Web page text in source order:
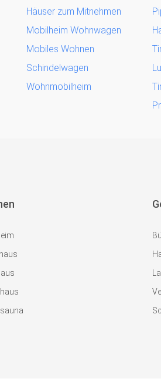
Häuser zum Mitnehmen
Mobilheim Wohnwagen
Mobiles Wohnen
Schindelwagen
Wohnmobilheim